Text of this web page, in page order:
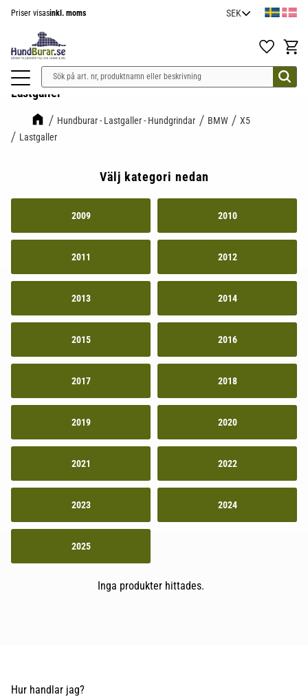
Priser visasinkl. moms
Favoriter
Lastgaller
Hundburar - Lastgaller - Hundgrindar BMW
X5
Lastgaller
Välj kategori nedan
2009 2010
2011 2012
2013 2014
2015 2016
2017 2018
2019 2020
2021 2022
2023 2024
2025
Inga produkter hittades.
Hur handlar jag?